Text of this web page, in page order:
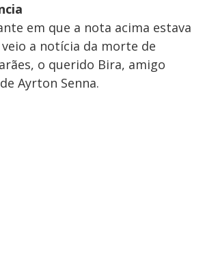
em que a nota acima estava
a notícia da morte de
o querido Bira, amigo
Ayrton Senna.